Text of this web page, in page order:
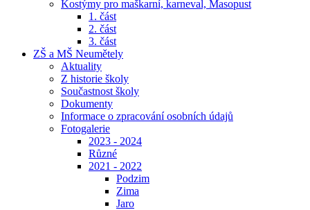
Kostýmy pro maškarní, karneval, Masopust
1. část
2. část
3. část
ZŠ a MŠ Neumětely
Aktuality
Z historie školy
Součastnost školy
Dokumenty
Informace o zpracování osobních údajů
Fotogalerie
2023 - 2024
Různé
2021 - 2022
Podzim
Zima
Jaro